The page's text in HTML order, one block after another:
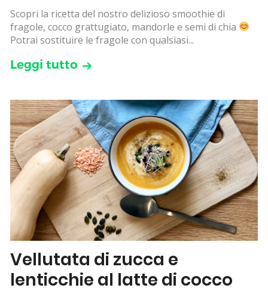
Scopri la ricetta del nostro delizioso smoothie di
fragole, cocco grattugiato, mandorle e semi di chia
Potrai sostituire le fragole con qualsiasi...
Leggi tutto
Vellutata di zucca e
lenticchie al latte di cocco